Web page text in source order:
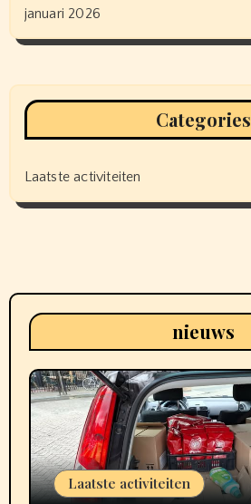
januari 2026
Categories
Laatste activiteiten
nieuws
Laatste activiteiten